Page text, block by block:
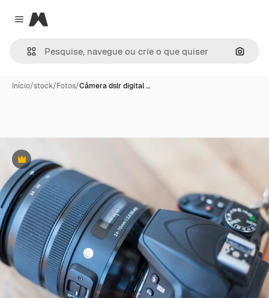
Close menu
Magnific
Início/stock/Fotos/Câmera dslr digital …
Premium